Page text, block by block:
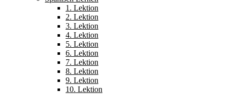
1. Lektion
2. Lektion
3. Lektion
4. Lektion
5. Lektion
6. Lektion
7. Lektion
8. Lektion
9. Lektion
10. Lektion